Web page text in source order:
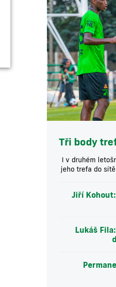
Tři body
I v druhém
jeho trefa do
Jiří
Lukáš